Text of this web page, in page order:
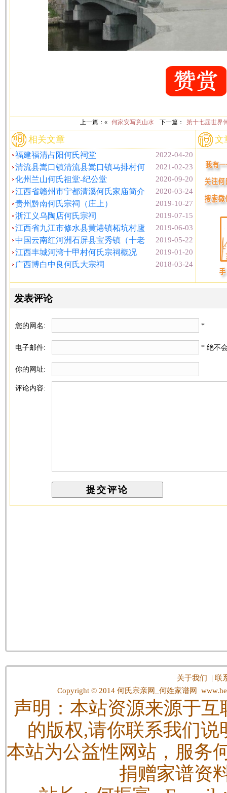
上一篇：« 何家安写意山水 下一篇： 第十七届世界
相关文章
2022-04-20
福建福清占阳何氏祠堂
2021-02-23
清流县嵩口镇清流县嵩口镇马排村何
2020-09-20
化州兰山何氏祖堂-纪公堂
2020-03-24
江西省赣州市宁都清溪何氏家庙简介
2019-10-27
贵州黔南何氏宗祠（庄上）
2019-07-15
浙江义乌陶店何氏宗祠
2019-06-03
江西省九江市修水县黄港镇柘坑村廬
2019-05-22
中国云南红河洲石屏县宝秀镇（十老
2019-01-20
江西丰城河湾十甲村何氏宗祠概况
2018-03-24
广西博白中良何氏大宗祠
文
发表评论
您的网名: *
电子邮件: * 绝不
你的网址:
评论内容:
关于我们 |联
Copyright © 2014 何氏宗亲网_何姓家谱网
声明：本站资源来源于
的版权,请你联系我们
本站为公益性网站，服务
捐赠家谱资